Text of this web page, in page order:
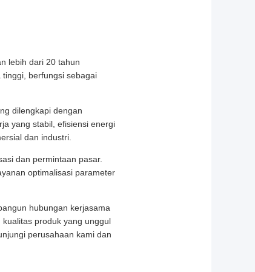
lebih dari 20 tahun
berfungsi sebagai
dilengkapi dengan
yang stabil, efisiensi energi
dan industri.
dan permintaan pasar.
optimalisasi parameter
hubungan kerjasama
produk yang unggul
perusahaan kami dan